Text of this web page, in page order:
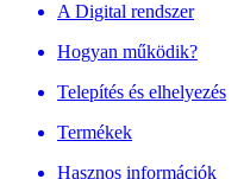
A Digital rendszer
Hogyan működik?
Telepítés és elhelyezés
Termékek
Hasznos információk